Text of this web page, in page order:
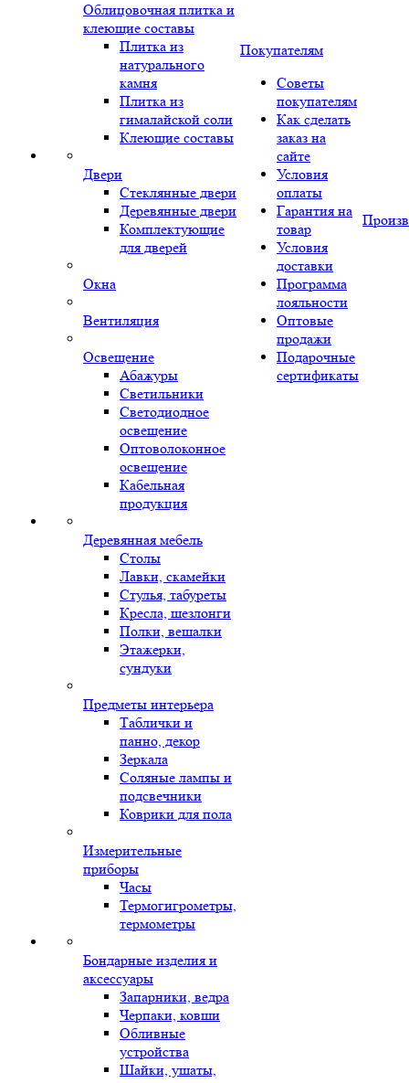
Облицовочная плитка и
клеющие составы
Плитка из
натурального
камня
Плитка из
гималайской соли
Клеющие составы
Двери
Стеклянные двери
Деревянные двери
Комплектующие
для дверей
Окна
Вентиляция
Освещение
Абажуры
Светильники
Светодиодное
освещение
Оптоволоконное
освещение
Кабельная
продукция
Деревянная мебель
Столы
Лавки, скамейки
Стулья, табуреты
Кресла, шезлонги
Полки, вешалки
Этажерки,
сундуки
Предметы интерьера
Таблички и
панно, декор
Зеркала
Соляные лампы и
подсвечники
Коврики для пола
Измерительные
приборы
Часы
Термогигрометры,
термометры
Бондарные изделия и
аксессуары
Запарники, ведра
Черпаки, ковши
Обливные
устройства
Шайки, ушаты,
Покупателям
Советы
покупателям
Как сделать
заказ на
сайте
Условия
оплаты
Гарантия на
товар
Условия
доставки
Программа
лояльности
Оптовые
продажи
Подарочные
сертификаты